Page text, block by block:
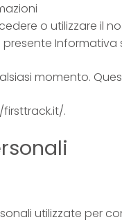
o utilizzare il
Informativa
momento.
.
utilizzate per